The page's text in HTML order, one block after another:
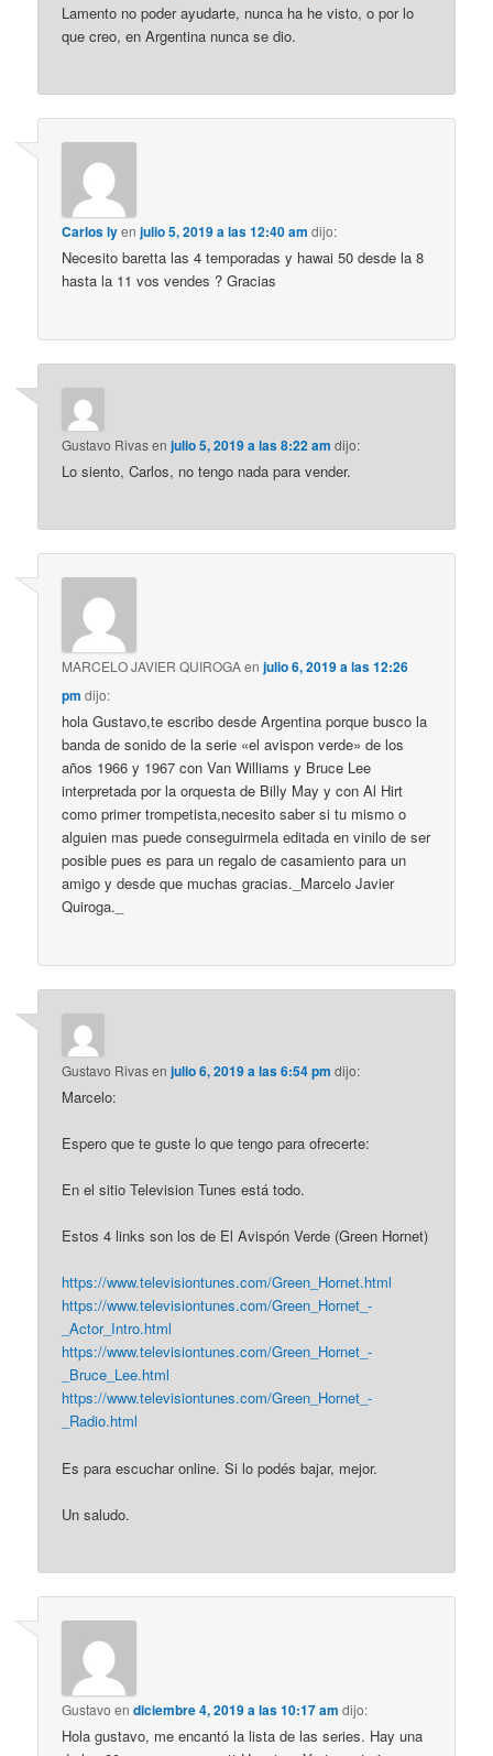
Lamento no poder ayudarte, nunca ha he visto, o por lo
que creo, en Argentina nunca se dio.
Carlos lyenjulio 5, 2019 a las 12:40 am dijo:
Necesito baretta las 4 temporadas y hawai 50 desde la 8
hasta la 11 vos vendes ? Gracias
Gustavo Rivasenjulio 5, 2019 a las 8:22 am dijo:
Lo siento, Carlos, no tengo nada para vender.
MARCELO JAVIER QUIROGAenjulio 6, 2019 a las 12:26
pm dijo:
hola Gustavo,te escribo desde Argentina porque busco la
banda de sonido de la serie «el avispon verde» de los
años 1966 y 1967 con Van Williams y Bruce Lee
interpretada por la orquesta de Billy May y con Al Hirt
como primer trompetista,necesito saber si tu mismo o
alguien mas puede conseguirmela editada en vinilo de ser
posible pues es para un regalo de casamiento para un
amigo y desde que muchas gracias._Marcelo Javier
Quiroga._
Gustavo Rivasenjulio 6, 2019 a las 6:54 pm dijo:
Marcelo:
Espero que te guste lo que tengo para ofrecerte:
En el sitio Television Tunes está todo.
Estos 4 links son los de El Avispón Verde (Green Hornet)
https://www.televisiontunes.com/Green_Hornet.html
https://www.televisiontunes.com/Green_Hornet_-
_Actor_Intro.html
https://www.televisiontunes.com/Green_Hornet_-
_Bruce_Lee.html
https://www.televisiontunes.com/Green_Hornet_-
_Radio.html
Es para escuchar online. Si lo podés bajar, mejor.
Un saludo.
Gustavo endiciembre 4, 2019 a las 10:17 am dijo:
Hola gustavo, me encantó la lista de las series. Hay una